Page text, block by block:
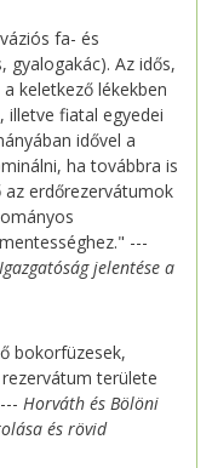
fa- és
gyalogakác). Az idős,
keletkező lékekben
illetve fiatal egyedei
idővel a
ha továbbra is
erdőrezervátumok
---
jelentése a
bokorfüzesek,
területe
Horváth és Bölöni
és rövid